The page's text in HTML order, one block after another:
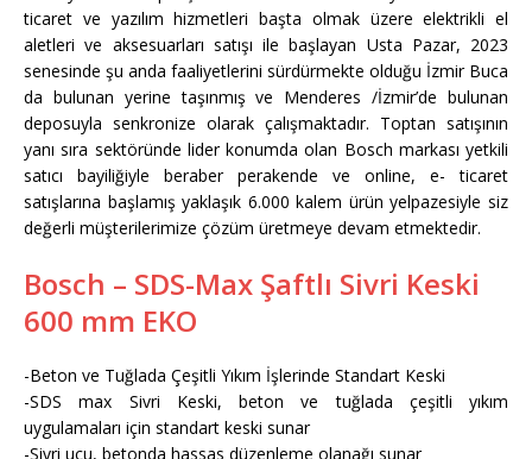
ticaret ve yazılım hizmetleri başta olmak üzere elektrikli el
aletleri ve aksesuarları satışı ile başlayan Usta Pazar, 2023
senesinde şu anda faaliyetlerini sürdürmekte olduğu İzmir Buca
da bulunan yerine taşınmış ve Menderes /İzmir’de bulunan
deposuyla senkronize olarak çalışmaktadır. Toptan satışının
yanı sıra sektöründe lider konumda olan Bosch markası yetkili
satıcı bayiliğiyle beraber perakende ve online, e- ticaret
satışlarına başlamış yaklaşık 6.000 kalem ürün yelpazesiyle siz
değerli müşterilerimize çözüm üretmeye devam etmektedir.
Bosch – SDS-Max Şaftlı Sivri Keski
600 mm EKO
-Beton ve Tuğlada Çeşitli Yıkım İşlerinde Standart Keski
-SDS max Sivri Keski, beton ve tuğlada çeşitli yıkım
uygulamaları için standart keski sunar
-Sivri ucu, betonda hassas düzenleme olanağı sunar